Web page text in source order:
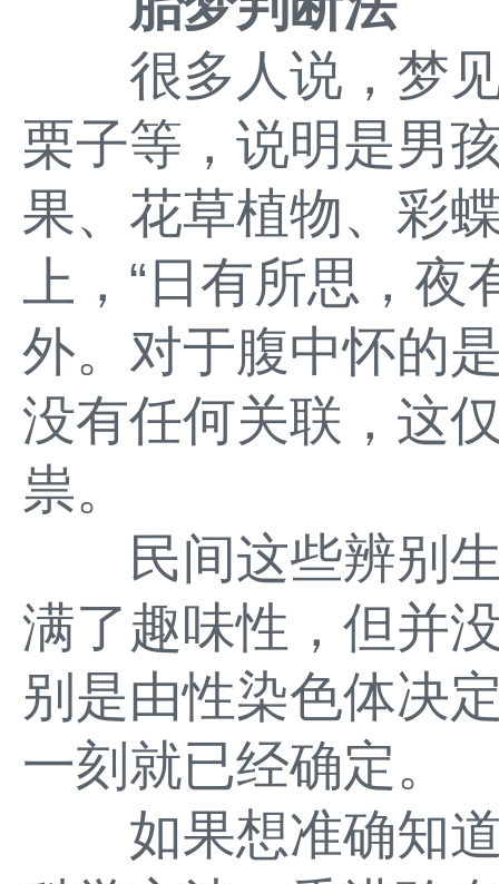
很多人说，梦见
栗子等，说明是男
果、花草植物、彩
上，“日有所思，
外。对于腹中怀的
没有任何关联，这
祟。
民间这些辨别生
满了趣味性，但并
别是由性染色体决
一刻就已经确定。
如果想准确知道